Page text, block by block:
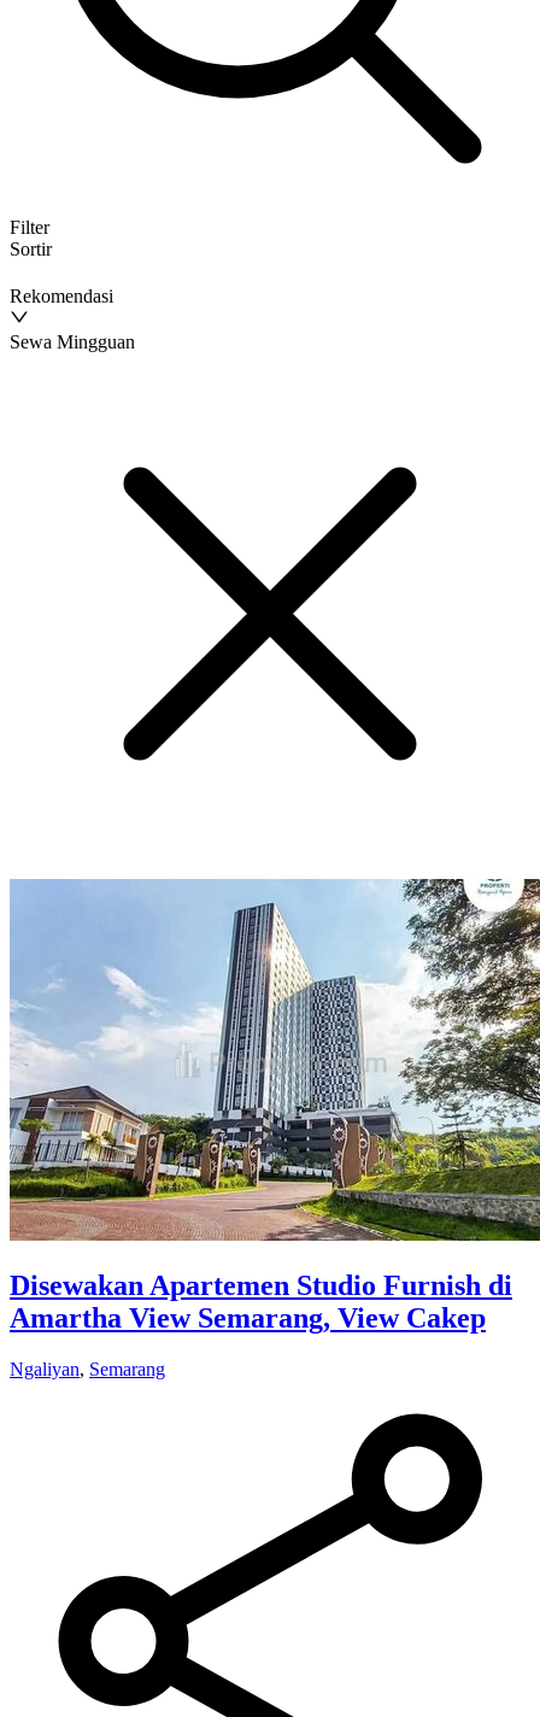
Filter
Sortir
Rekomendasi
Sewa Mingguan
Disewakan Apartemen Studio Furnish di
Amartha View Semarang, View Cakep
Ngaliyan, Semarang